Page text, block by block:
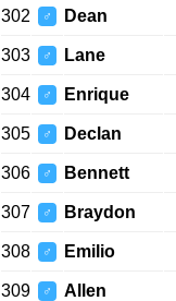
302 ♂ Dean
303 ♂ Lane
304 ♂ Enrique
305 ♂ Declan
306 ♂ Bennett
307 ♂ Braydon
308 ♂ Emilio
309 ♂ Allen